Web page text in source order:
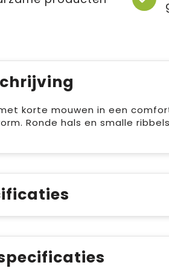
korte mouwen in een
Ronde hals en smalle